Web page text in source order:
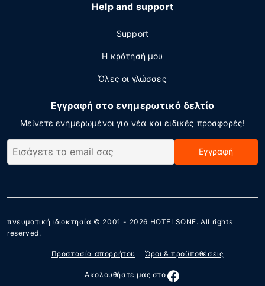
Help and support
Support
Η κράτησή μου
Όλες οι γλώσσες
Εγγραφή στο ενημερωτικό δελτίο
Μείνετε ενημερωμένοι για νέα και ειδικές προσφορές!
Εγγραφή
πνευματική ιδιοκτησία © 2001 - 2026 HOTELSONE. All rights
reserved.
Προστασία απορρήτου Όροι & προϋποθέσεις
Ακολουθήστε μας στο